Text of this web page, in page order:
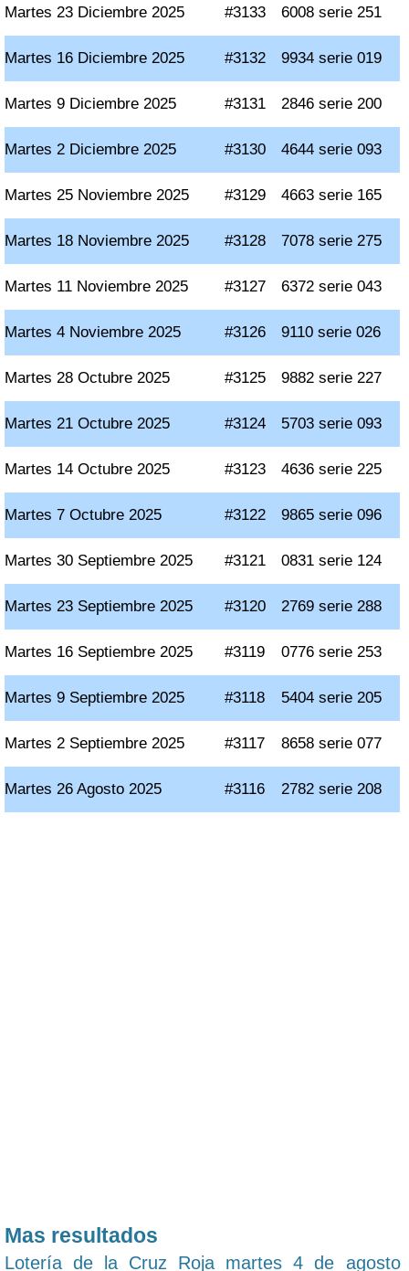
Martes 23 Diciembre 2025 #3133 6008 serie 251
Martes 16 Diciembre 2025 #3132 9934 serie 019
Martes 9 Diciembre 2025 #3131 2846 serie 200
Martes 2 Diciembre 2025 #3130 4644 serie 093
Martes 25 Noviembre 2025 #3129 4663 serie 165
Martes 18 Noviembre 2025 #3128 7078 serie 275
Martes 11 Noviembre 2025 #3127 6372 serie 043
Martes 4 Noviembre 2025 #3126 9110 serie 026
Martes 28 Octubre 2025 #3125 9882 serie 227
Martes 21 Octubre 2025 #3124 5703 serie 093
Martes 14 Octubre 2025 #3123 4636 serie 225
Martes 7 Octubre 2025 #3122 9865 serie 096
Martes 30 Septiembre 2025 #3121 0831 serie 124
Martes 23 Septiembre 2025 #3120 2769 serie 288
Martes 16 Septiembre 2025 #3119 0776 serie 253
Martes 9 Septiembre 2025 #3118 5404 serie 205
Martes 2 Septiembre 2025 #3117 8658 serie 077
Martes 26 Agosto 2025 #3116 2782 serie 208
Mas resultados
Lotería de la Cruz Roja martes 4 de agosto